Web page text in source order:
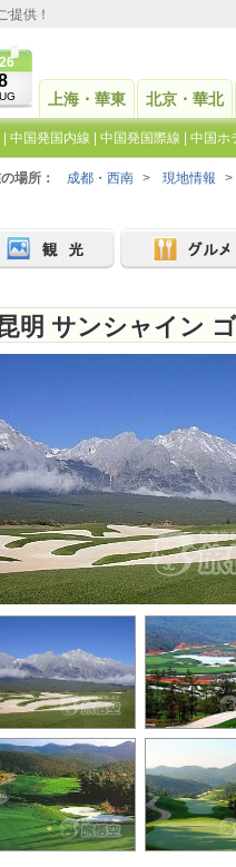
提供！
上海・華東 北京・華北
中国発国内線 中国発国際線 中国ホ
場所： 成都・西南 > 現地情報 >
明 サンシャイン